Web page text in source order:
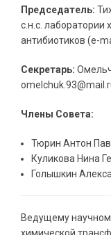
Председатель:
с.н.с.
антибиотиков (e-
Секретарь:
Члены Совета:
Тюрин Антон
Куликова Нина
Голышкин
Ведущему